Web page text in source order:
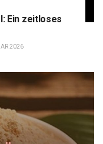
Ein zeitloses
2026